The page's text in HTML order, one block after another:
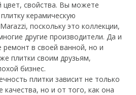
цвет, свойства. Вы можете
керамическую
поскольку это коллекции,
другие производители. Да и
ремонт в своей ванной, но и
плитки своим друзьям,
бизнес.
плитки зависит не только
качества, но и от того, как она